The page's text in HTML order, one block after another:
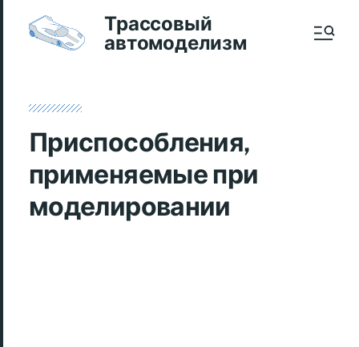
Трассовый
автомоделизм
Приспособления,
применяемые при
моделировании